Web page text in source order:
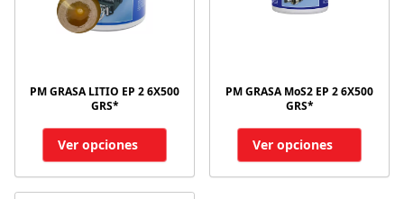
PM GRASA LITIO EP 2 6X500
GRS*
Ver opciones
PM GRASA MoS2 EP 2 6X500
GRS*
Ver opciones